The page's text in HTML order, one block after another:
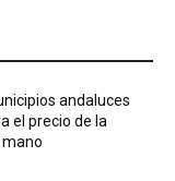
andaluces
el precio de la